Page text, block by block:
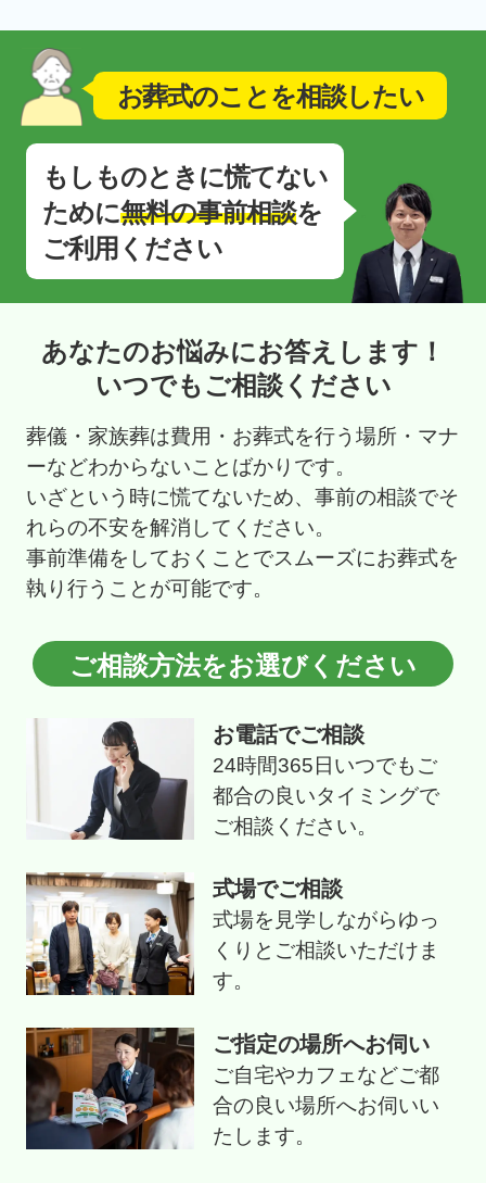
お葬式のことを相談したい
もしものときに慌てない
ために無料の事前相談を
ご利用ください
あなたのお悩みにお答えします！
いつでもご相談ください
葬儀・家族葬は費用・お葬式を行う場所・マナ
ーなどわからないことばかりです。
いざという時に慌てないため、事前の相談でそ
れらの不安を解消してください。
事前準備をしておくことでスムーズにお葬式を
執り行うことが可能です。
ご相談方法をお選びください
お電話でご相談
24時間365日いつでもご
都合の良いタイミングで
ご相談ください。
式場でご相談
式場を見学しながらゆっ
くりとご相談いただけま
す。
ご指定の場所へお伺い
ご自宅やカフェなどご都
合の良い場所へお伺いい
たします。